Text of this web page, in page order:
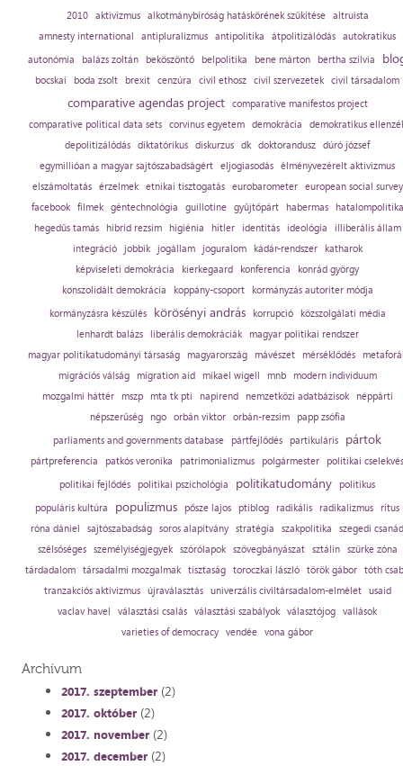
2010 aktivizmus alkotmánybíróság hatáskörének szűkítése
altruista
amnesty international
antipluralizmus antipolitika átpolitizálódás autokratikus
autonómia
balázs zoltán beköszöntő belpolitika bene márton bertha szilvia
bocskai boda zsolt brexit cenzúra civil ethosz civil szervezetek civil társadalom
comparative agendas project
comparative manifestos project
comparative political data sets corvinus egyetem demokrácia
demokratikus
depolitizálódás diktatórikus diskurzus dk doktorandusz dúró józsef
egymillióan a magyar sajtószabadságért eljogiasodás élményvezérelt aktivizmus
elszámoltatás
érzelmek etnikai tisztogatás eurobarometer
european social survey
facebook
filmek géntechnológia guillotine gyűjtőpárt habermas
hatalompolitika
hegedűs tamás
hibrid rezsim higiénia hitler identitás ideológia
illiberális állam
integráció
jobbik jogállam joguralom kádár-rendszer
katharok
képviseleti demokrácia
kierkegaard konferencia
konrád györgy
konszolidált demokrácia
koppány-csoport
kormányzás autoriter módja
kormányzásra készülés
körösényi andrás korrupció
közszolgálati média
lenhardt balázs
liberális demokráciák
magyar politikai rendszer
magyar politikatudományi társaság
magyarország mávészet mérséklődés
migrációs válság
migration aid mikael wigell mnb
modern individuum
mozgalmi háttér
mszp mta tk pti napirend nemzetközi adatbázisok
néppárti
népszerűség
ngo orbán viktor orbán-rezsim
papp zsófia
parliaments and governments database
pártfejlődés partikuláris pártok
pártpreferencia patkós veronika patrimonializmus polgármester
politikai
politikai fejlődés
politikai pszichológia politikatudomány
politikus
populáris kultúra
populizmus pősze lajos ptiblog radikális radikalizmus
rítus
róna dániel
sajtószabadság soros alapítvány stratégia szakpolitika
szegedi
szélsőséges
személyiségjegyek szórólapok szövegbányászat sztálin
szürke zóna
tárdadalom társadalmi mozgalmak tisztaság toroczkai lászló török gábor tóth
tranzakciós aktivizmus
újraválasztás univerzális civiltársadalom-elmélet
usaid
vaclav havel
választási csalás választási szabályok választójog vallások
varieties of democracy vendée vona gábor
Archívum
2017. szeptember(2)
2017. október(2)
2017. november(2)
2017. december(2)